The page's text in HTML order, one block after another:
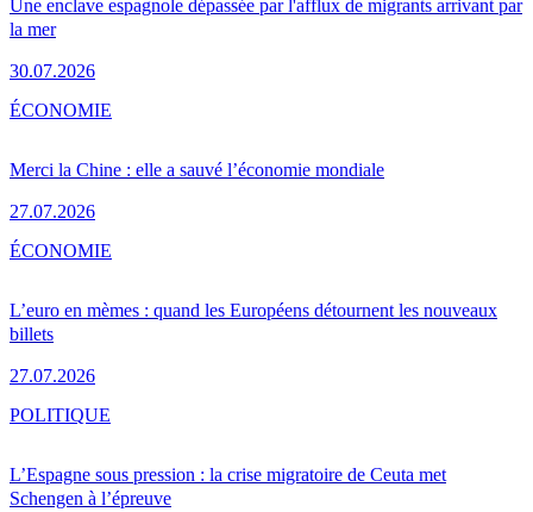
Une enclave espagnole dépassée par l'afflux de migrants arrivant par
la mer
30.07.2026
Merci la Chine : elle a sauvé l’économie mondiale
27.07.2026
ÉCONOMIE
L’euro en mèmes : quand les Européens détournent les nouveaux
billets
27.07.2026
ÉCONOMIE
L’Espagne sous pression : la crise migratoire de Ceuta met
Schengen à l’épreuve
POLITIQUE